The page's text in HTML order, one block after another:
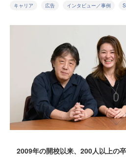
キャリア 広告 インタビュー／事例
2009年の開校以来、200人以上の